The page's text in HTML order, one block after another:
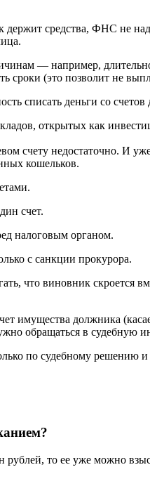
держит средства, ФНС не
— например,
сроки (это позволит не
списать деньги со
открытых как
счету недостаточно. И
кошельков.
счет.
налоговым органом.
c санкции прокурора.
что виновник скроется
имущества должника
обращаться в судебную
по судебному решению и
то ее уже можно